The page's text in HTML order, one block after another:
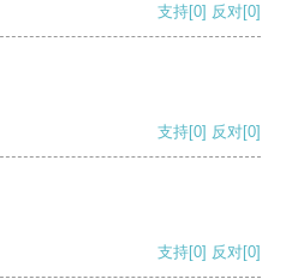
支持[0] 反对[0]
支持[0] 反对[0]
支持[0] 反对[0]